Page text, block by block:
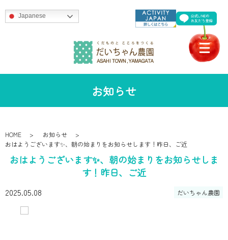
Japanese
お知らせ
HOME
お知らせ
おはようございます✨、朝の始まりをお知らせします！昨日、ご近
おはようございます✨、朝の始まりをお知らせしま
す！昨日、ご近
2025.05.08 だいちゃん農園